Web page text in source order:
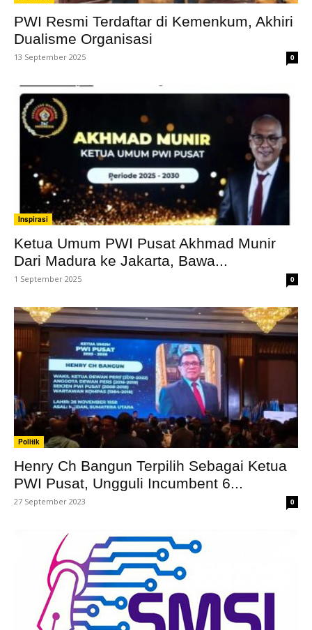
PWI Resmi Terdaftar di Kemenkum, Akhiri
Dualisme Organisasi
13 September 2025 0
Inspirasi
Ketua Umum PWI Pusat Akhmad Munir
Dari Madura ke Jakarta, Bawa...
1 September 2025 0
Politik
Henry Ch Bangun Terpilih Sebagai Ketua
PWI Pusat, Ungguli Incumbent 6...
27 September 2023 0